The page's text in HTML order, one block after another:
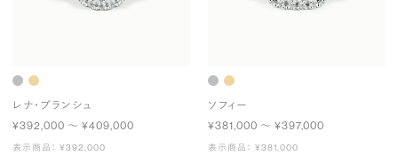
レナ・ブランシュ
¥392,000 〜 ¥409,000
表示商品： ¥392,000
ソフィー
¥381,000 〜 ¥397,000
表示商品： ¥381,000